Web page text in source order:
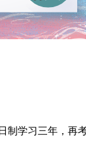
制学习三年，再